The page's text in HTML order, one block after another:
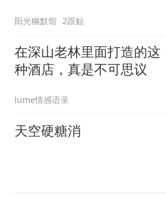
阳光幽默馆 2跟贴
在深山老林里面打造的这
种酒店，真是不可思议
lume情感语录
天空硬糖消